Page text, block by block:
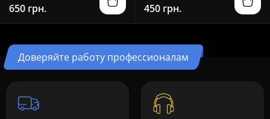
650 грн. 450 грн.
Доверяйте работу профессионалам